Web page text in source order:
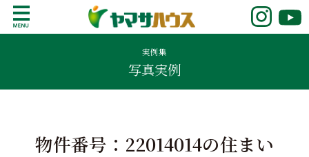
o
鹿児島で注文住宅ならヤマサハウス
新築の注文住宅や建売モデルハウスをお探し
の方はこちら。鹿児島県内で11年連続ナンバ
ーワンの実績を誇る、絆の家でおなじみの
ヤマサハウス。展示場情報や家づくりのこだ
実例集
写真実例
物件番号：22014014の住まい